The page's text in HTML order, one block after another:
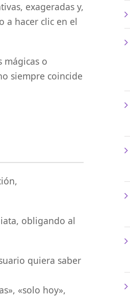
exageradas y,
a hacer clic en el
mágicas o
siempre coincide
obligando al
quiera saber
«solo hoy»,